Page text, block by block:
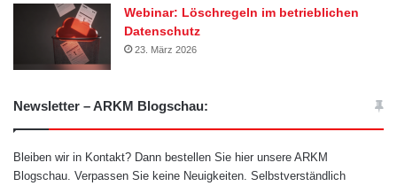
Webinar: Löschregeln im betrieblichen
Datenschutz
23. März 2026
Newsletter – ARKM Blogschau:
Bleiben wir in Kontakt? Dann bestellen Sie hier unsere ARKM
Blogschau. Verpassen Sie keine Neuigkeiten. Selbstverständlich